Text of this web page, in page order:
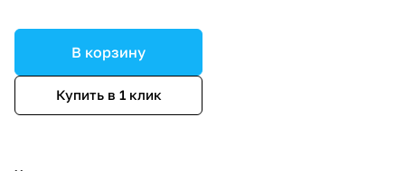
В корзину
Купить в 1 клик